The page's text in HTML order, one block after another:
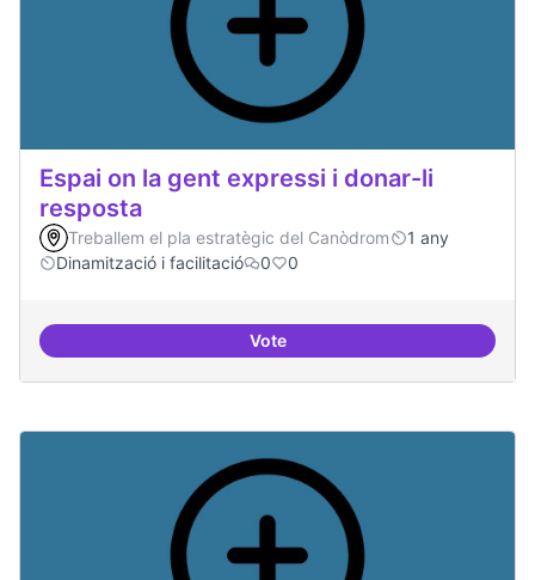
Espai on la gent expressi i donar-li
resposta
Treballem el pla estratègic del Canòdrom
1 any
Dinamització i facilitació
0 0
VoteEspai on la gent expressi i